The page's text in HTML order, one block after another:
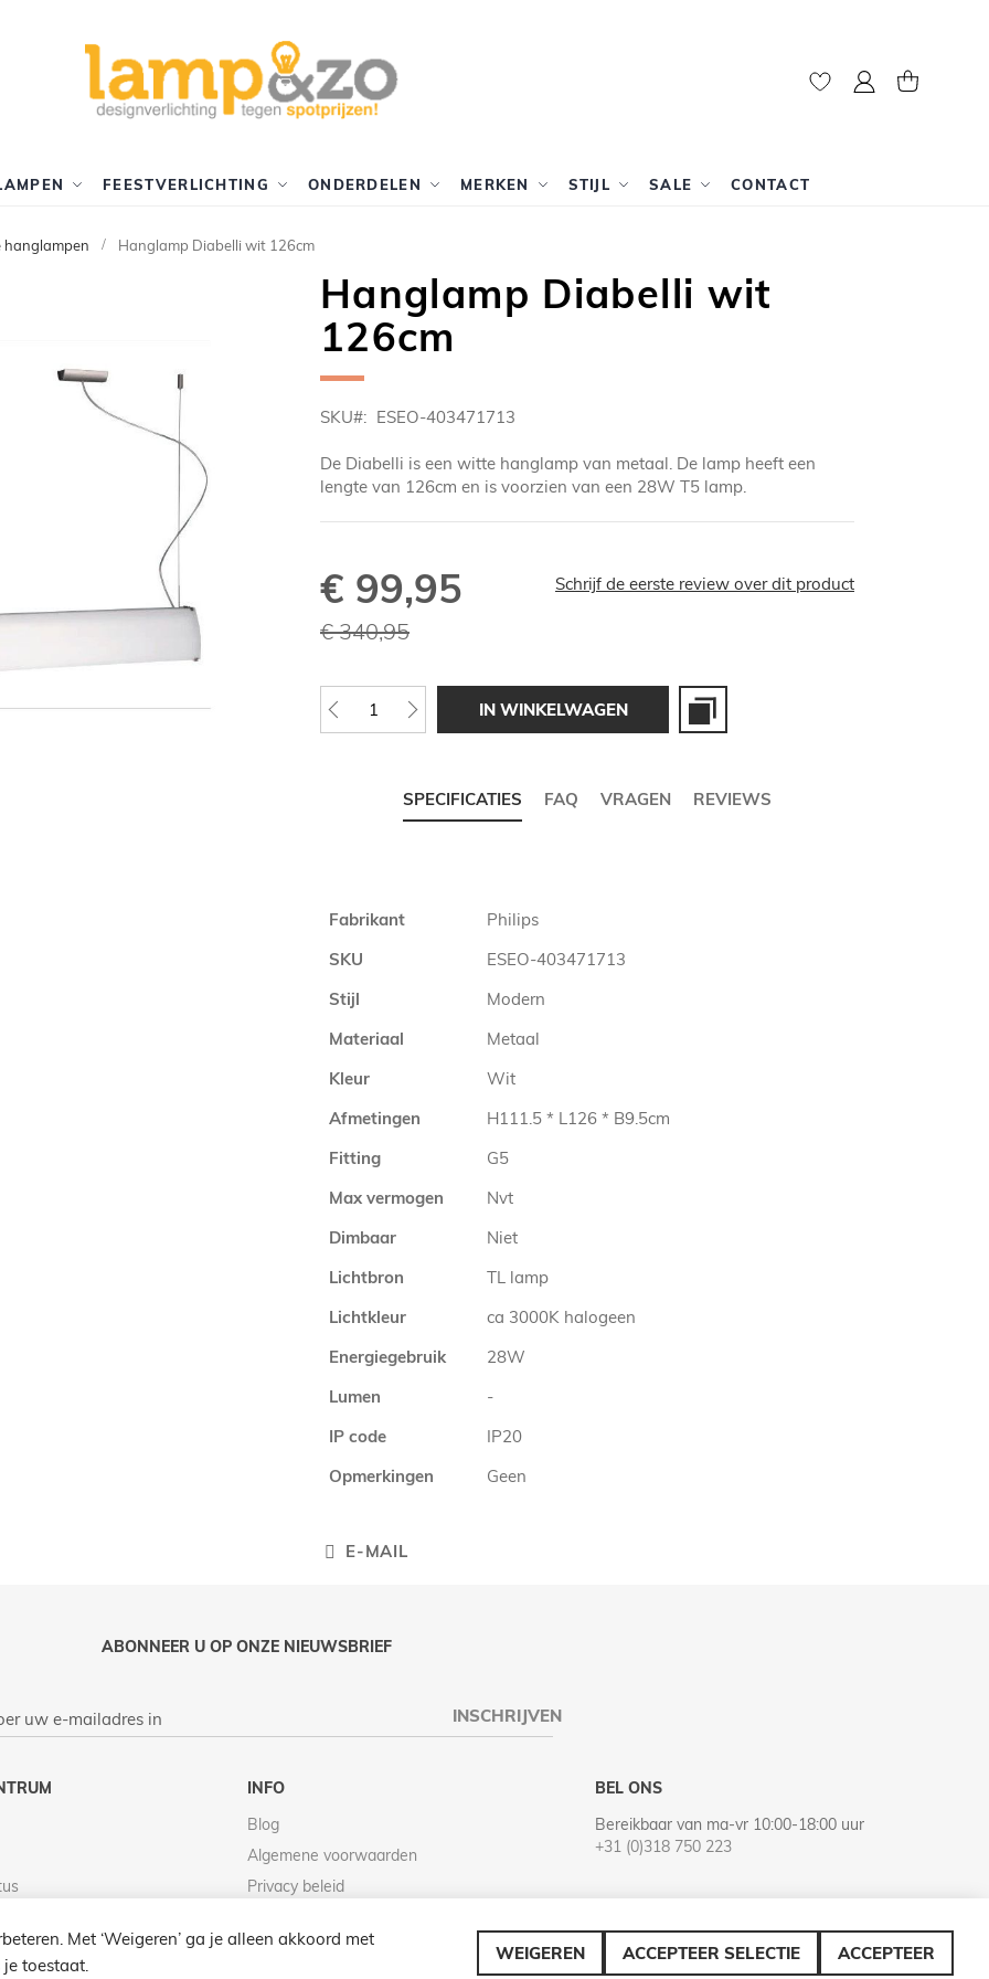
Mijn account
FEESTVERLICHTING ONDERDELEN MERKEN STIJL SALE CONTACT
hanglampen Hanglamp Diabelli wit 126cm
Hanglamp Diabelli wit
126cm
SKU ESEO-403471713
De Diabelli is een witte hanglamp van metaal. De lamp heeft een
lengte van 126cm en is voorzien van een 28W T5 lamp.
Speciale
prijs
€ 99,95
€ 340,95
Schrijf de eerste review over dit product
IN WINKELWAGEN
SPECIFICATIES FAQ VRAGEN REVIEWS
Meer
Fabrikant
Philips
SKU
ESEO-403471713
Stijl
Modern
Materiaal
Metaal
Kleur
Wit
Afmetingen
H111.5 * L126 * B9.5cm
Fitting
G5
Max vermogen
Nvt
Dimbaar
Niet
Lichtbron
TL lamp
Lichtkleur
ca 3000K halogeen
Energiegebruik
28W
Lumen
-
IP code
IP20
Opmerkingen
Geen
E-MAIL
ABONNEER U OP ONZE NIEUWSBRIEF
INSCHRIJVEN
INFO
Blog
Algemene voorwaarden
Privacy beleid
BEL ONS
Bereikbaar van ma-vr 10:00-18:00 uur
+31 (0)318 750 223
© 2026 LAMPENZO ALLE RECHTEN VOORBEHOUDEN
Met ‘Weigeren’ ga je alleen akkoord met
toestaat.
WEIGEREN ACCEPTEER SELECTIE ACCEPTEER